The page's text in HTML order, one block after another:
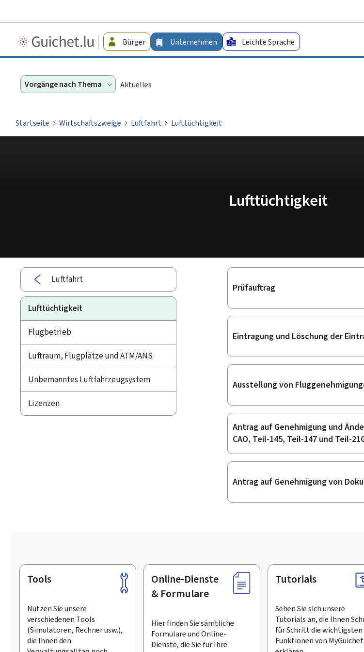
Guichet.lu
-
Bürger Unternehmen Leichte Sprache
Vorgänge nach Thema Aktuelles
Startseite Wirtschaftszweige Luftfahrt Lufttüchtigkeit
Lufttüchtigkeit
Luftfahrt
Lufttüchtigkeit
Flugbetrieb
Luftraum, Flugplätze und ATM/ANS
Unbemanntes Luftfahrzeugsystem
Lizenzen
Unterrubriken
Prüfauftrag
Eintragung und Löschung der
Ausstellung von
Antrag auf Genehmigung und
CAO, Teil-145, Teil-147 und Teil-
Antrag auf Genehmigung von
Footer
Tools
Nutzen Sie unsere
verschiedenen Tools
(Simulatoren, Rechner usw.),
die Ihnen den
Online-Dienste
& Formulare
Hier finden Sie sämtliche
Formulare und Online-
Dienste, die Sie für Ihre
Tutorials
Sehen Sie sich unsere
Tutorials an, die Ihnen
für Schritt die wichtigsten
Funktionen von